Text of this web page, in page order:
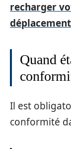
recharger
Quand
Il est
conformité